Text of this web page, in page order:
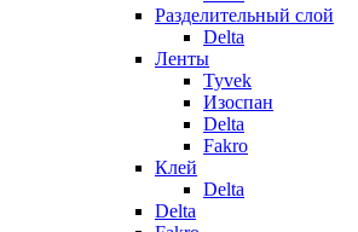
Разделительный слой
Delta
Ленты
Tyvek
Изоспан
Delta
Fakro
Клей
Delta
Delta